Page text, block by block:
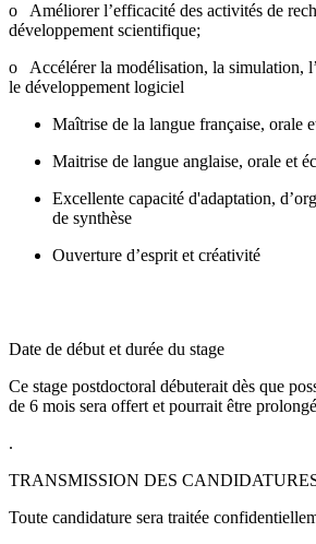
o Améliorer l’efficacité des activités de
développement scientifique;
o Accélérer la modélisation, la simulation,
le développement logiciel
Maîtrise de la langue française, orale
Maitrise de langue anglaise, orale et
Excellente capacité d'adaptation,
de synthèse
Ouverture d’esprit et créativité
Date de début et durée du stage
Ce stage postdoctoral débuterait dès que
de 6 mois sera offert et pourrait être prolongé
.
TRANSMISSION DES
Toute candidature sera traitée